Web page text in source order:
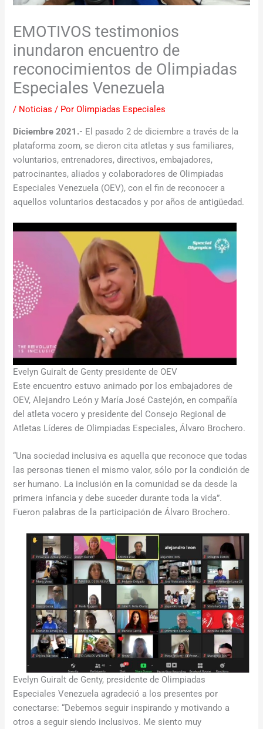
EMOTIVOS testimonios
inundaron encuentro de
reconocimientos de Olimpiadas
Especiales Venezuela
/ Noticias / PorOlimpiadas Especiales
Diciembre 2021.- El pasado 2 de diciembre a través de la
plataforma zoom, se dieron cita atletas y sus familiares,
voluntarios, entrenadores, directivos, embajadores,
patrocinantes, aliados y colaboradores de Olimpiadas
Especiales Venezuela (OEV), con el fin de reconocer a
aquellos voluntarios destacados y por años de antigüedad.
Evelyn Guiralt de Genty presidente de OEV
Este encuentro estuvo animado por los embajadores de
OEV, Alejandro León y María José Castejón, en compañía
del atleta vocero y presidente del Consejo Regional de
Atletas Líderes de Olimpiadas Especiales, Álvaro Brochero.
“Una sociedad inclusiva es aquella que reconoce que todas
las personas tienen el mismo valor, sólo por la condición de
ser humano. La inclusión en la comunidad se da desde la
primera infancia y debe suceder durante toda la vida”.
Fueron palabras de la participación de Álvaro Brochero.
Evelyn Guiralt de Genty, presidente de Olimpiadas
Especiales Venezuela agradeció a los presentes por
conectarse: “Debemos seguir inspirando y motivando a
otros a seguir siendo inclusivos. Me siento muy